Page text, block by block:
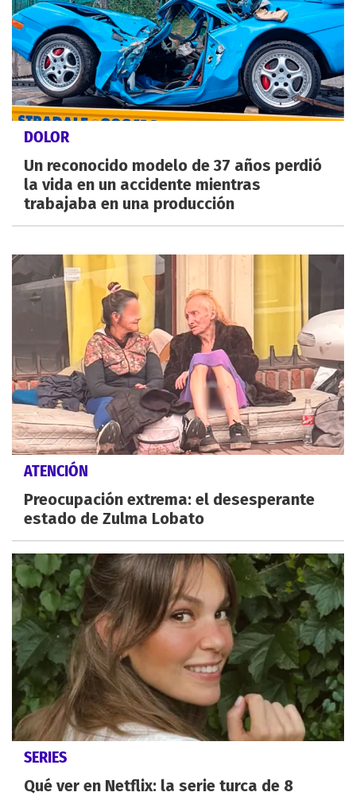
DOLOR
Un reconocido modelo de 37 años perdió
la vida en un accidente mientras
trabajaba en una producción
ATENCIÓN
Preocupación extrema: el desesperante
estado de Zulma Lobato
SERIES
Qué ver en Netflix: la serie turca de 8